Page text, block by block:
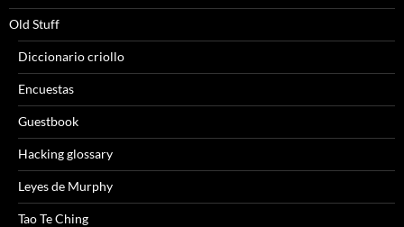
Old Stuff
Diccionario criollo
Encuestas
Guestbook
Hacking glossary
Leyes de Murphy
Tao Te Ching